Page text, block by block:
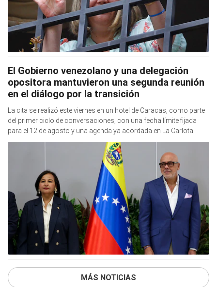
El Gobierno venezolano y una delegación
opositora mantuvieron una segunda reunión
en el diálogo por la transición
La cita se realizó este viernes en un hotel de Caracas, como parte
del primer ciclo de conversaciones, con una fecha límite fijada
para el 12 de agosto y una agenda ya acordada en La Carlota
MÁS NOTICIAS